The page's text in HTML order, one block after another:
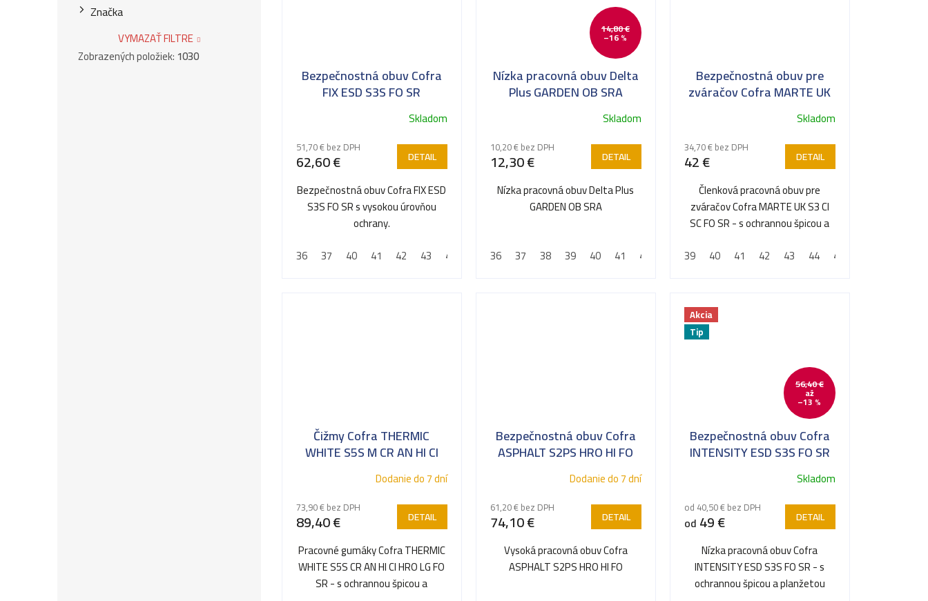
Značka
VYMAZAŤ FILTRE
Zobrazených položiek:1030
Bezpečnostná obuv Cofra
FIX ESD S3S FO SR
Skladom
51,70 € bez DPH
62,60 € DETAIL
Bezpečnostná obuv Cofra FIX ESD
S3S FO SR s vysokou úrovňou
ochrany.
36
37 40 41 42 43 44 46 47 48
14,80 €
–16 %
Nízka pracovná obuv Delta
Plus GARDEN OB SRA
hodnotenie
produktu
je
5,0
Skladom
10,20 € bez DPH
12,30 € DETAIL
Nízka pracovná obuv Delta Plus
GARDEN OB SRA
36 37 38 39 40 41 42 44 45 46 47
Bezpečnostná obuv pre
zváračov Cofra MARTE UK
S3 CI SC FO SRSkladom
34,70 € bez DPH
42 € DETAIL
Členková pracovná obuv pre
zváračov Cofra MARTE UK S3 CI
SC FO SR - s ochrannou špicou a
39 40 41 42 43 44 45
Čižmy Cofra THERMIC
WHITE S5S M CR AN HI CI
HRO LG FO SRDodanie do 7 dní
73,90 € bez DPH
89,40 € DETAIL
Pracovné gumáky Cofra THERMIC
WHITE S5S CR AN HI CI HRO LG FO
SR - s ochrannou špicou a
Bezpečnostná obuv Cofra
ASPHALT S2PS HRO HI FO
Pracovní obuv pro asfaltéry
Dodanie do 7 dní
61,20 € bez DPH
74,10 € DETAIL
Vysoká pracovná obuv Cofra
ASPHALT S2PS HRO HI FO
Akcia
Tip
56,40 €
až
–13 %
Bezpečnostná obuv Cofra
INTENSITY ESD S3S FO SR
Skladom
od 40,50 € bez DPH
od 49 € DETAIL
Nízka pracovná obuv Cofra
INTENSITY ESD S3S FO SR - s
ochrannou špicou a planžetou